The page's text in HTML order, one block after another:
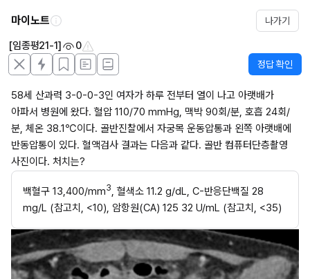
마이노트 나가기
[임종평21-1] 0
정답 확인
58세 산과력 3-0-0-3인 여자가 하루 전부터 열이 나고 아랫배가
아파서 병원에 왔다. 혈압 110/70 mmHg, 맥박 90회/분, 호흡 24회/
분, 체온 38.1℃이다. 골반진찰에서 자궁목 운동압통과 왼쪽 아랫배에
반동압통이 있다. 혈액검사 결과는 다음과 같다. 골반 컴퓨터단층촬영
사진이다. 처치는?
백혈구 13,400/mm3, 혈색소 11.2 g/dL, C-반응단백질 28
mg/L (참고치, <10), 암항원(CA) 125 32 U/mL (참고치, <35)